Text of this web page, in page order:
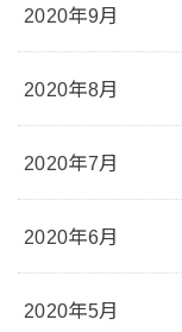
2020年9月
2020年8月
2020年7月
2020年6月
2020年5月